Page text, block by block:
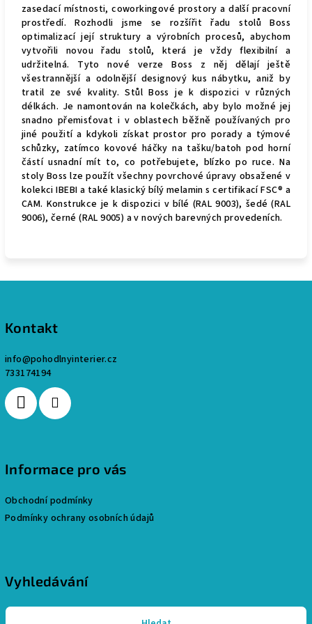
zasedací místnosti, coworkingové prostory a další pracovní
prostředí. Rozhodli jsme se rozšířit řadu stolů Boss
optimalizací její struktury a výrobních procesů, abychom
vytvořili novou řadu stolů, která je vždy flexibilní a
udržitelná. Tyto nové verze Boss z něj dělají ještě
všestrannější a odolnější designový kus nábytku, aniž by
tratil ze své kvality. Stůl Boss je k dispozici v různých
délkách. Je namontován na kolečkách, aby bylo možné jej
snadno přemisťovat i v oblastech běžně používaných pro
jiné použití a kdykoli získat prostor pro porady a týmové
schůzky, zatímco kovové háčky na tašku/batoh pod horní
částí usnadní mít to, co potřebujete, blízko po ruce. Na
stoly Boss lze použít všechny povrchové úpravy obsažené v
kolekci IBEBI a také klasický bílý melamin s certifikací FSC® a
CAM. Konstrukce je k dispozici v bílé (RAL 9003), šedé (RAL
9006), černé (RAL 9005) a v nových barevných provedeních.
p
t
Kontakt
info@pohodlnyinterier.cz
733174194
Informace pro vás
Obchodní podmínky
Podmínky ochrany osobních údajů
Vyhledávání